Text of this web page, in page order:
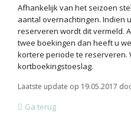
Afhankelijk van het seizoen
aantal overnachtingen. Indien
reserveren wordt dit vermeld.
twee boekingen dan heeft u
kortere periode te reserveren.
kortboekingstoeslag.
Laatste update op 19.05.2017
Ga terug